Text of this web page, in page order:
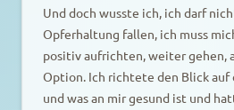
Und doch wusste ich, ich darf
Opferhaltung fallen, ich muss
positiv aufrichten, weiter gehen,
Option. Ich richtete den Blick auf
und was an mir gesund ist und